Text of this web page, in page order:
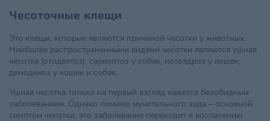
Чесоточные клещи
Это клещи, которые являются причиной чесотки у животных.
Наиболее распространенными видами чесотки являются ушная
чесотка (отодектоз), саркоптоз у собак, нотоэдроз у кошек,
демодекоз у кошек и собак.
Ушная чесотка только на первый взгляд кажется безобидным
заболеванием. Однако помимо мучительного зуда – основной
симптом чесотки, это заболевание переходит к воспалению